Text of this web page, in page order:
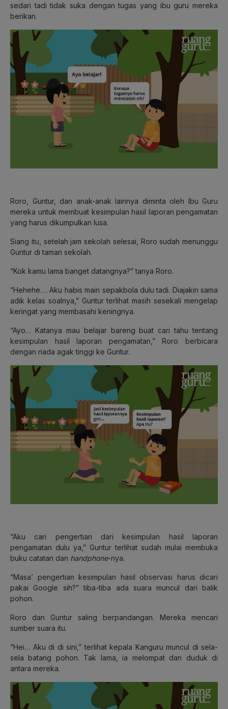
sedari tadi tidak suka dengan tugas yang ibu guru mereka
berikan.
Roro, Guntur, dan anak-anak lainnya diminta oleh Ibu Guru
mereka untuk membuat kesimpulan hasil laporan pengamatan
yang harus dikumpulkan lusa.
Siang itu, setelah jam sekolah selesai, Roro sudah menunggu
Guntur di taman sekolah.
“Kok kamu lama banget datangnya?” tanya Roro.
“Hehehe…. Aku habis main sepakbola dulu tadi. Diajakin sama
adik kelas soalnya,” Guntur terlihat masih sesekali mengelap
keringat yang membasahi keningnya.
“Ayo… Katanya mau belajar bareng buat cari tahu tentang
kesimpulan hasil laporan pengamatan,” Roro berbicara
dengan nada agak tinggi ke Guntur.
“Aku cari pengertian dari kesimpulan hasil laporan
pengamatan dulu ya,” Guntur terlihat sudah mulai membuka
buku catatan dan handphone-nya.
“Masa’ pengertian kesimpulan hasil observasi harus dicari
pakai Google sih?” tiba-tiba ada suara muncul dari balik
pohon.
Roro dan Guntur saling berpandangan. Mereka mencari
sumber suara itu.
“Hei… Aku di di sini,” terlihat kepala Kanguru muncul di sela-
sela batang pohon. Tak lama, ia melompat dan duduk di
antara mereka.